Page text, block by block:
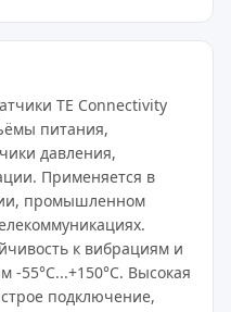
TE Connectivity
питания,
давления,
Применяется в
промышленном
к вибрациям и
-55°C...+150°C. Высокая
подключение,